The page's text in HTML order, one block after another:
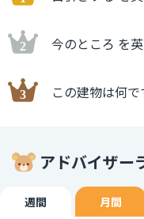
今のところ を
この建物は何
アドバイザー
週間 月間